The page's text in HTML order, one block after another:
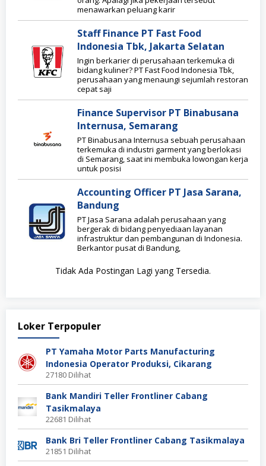
menawarkan peluang karir
Staff Finance PT Fast Food
Indonesia Tbk, Jakarta Selatan
Ingin berkarier di perusahaan terkemuka di
bidang kuliner? PT Fast Food Indonesia Tbk,
perusahaan yang menaungi sejumlah restoran
cepat saji
Finance Supervisor PT Binabusana
Internusa, Semarang
PT Binabusana Internusa sebuah perusahaan
terkemuka di industri garment yang berlokasi
di Semarang, saat ini membuka lowongan kerja
untuk posisi
Accounting Officer PT Jasa Sarana,
Bandung
PT Jasa Sarana adalah perusahaan yang
bergerak di bidang penyediaan layanan
infrastruktur dan pembangunan di Indonesia.
Berkantor pusat di Bandung,
Tidak Ada Postingan Lagi yang Tersedia.
Loker Terpopuler
PT Yamaha Motor Parts Manufacturing
Indonesia Operator Produksi, Cikarang
27180 Dilihat
Bank Mandiri Teller Frontliner Cabang
Tasikmalaya
22681 Dilihat
Bank Bri Teller Frontliner Cabang Tasikmalaya
21851 Dilihat